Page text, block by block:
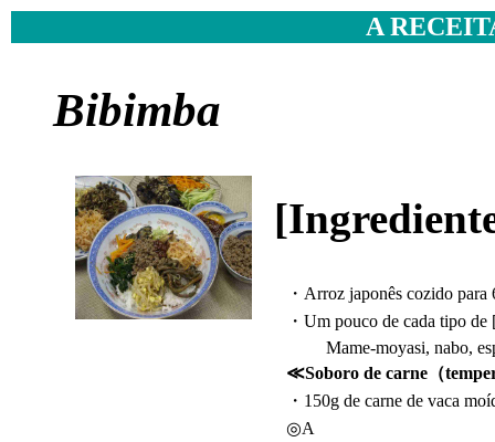
A
Bibimba
・Arroz japonês cozido para
・Um pouco de cada tipo
Mame-moyasi, nabo,
≪Soboro de carne（
・150g de carne de vaca
◎A